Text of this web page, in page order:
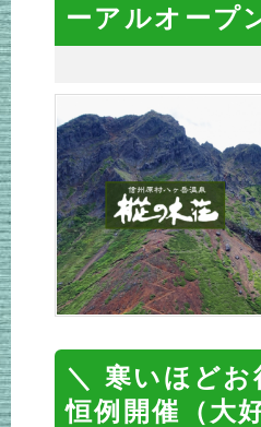
ーアルオープ
＼ 寒いほど
恒例開催（大